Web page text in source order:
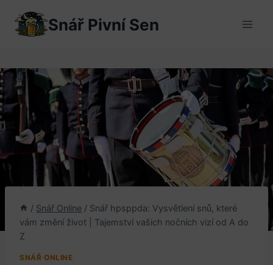
obsah
Snář Pivní Sen
/ Snář Online / Snář hpsppda: Vysvětlení snů, které
vám změní život | Tajemství vašich nočních vizí od A do
Z
SNÁŘ ONLINE